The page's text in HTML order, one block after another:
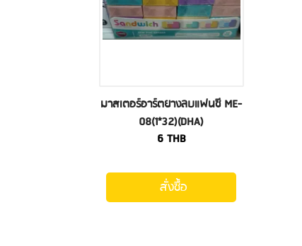
มาสเตอร์อาร์ตยางลบแฟนซี ME-
08(1*32)(DHA)
6THB
สั่งซื้อ